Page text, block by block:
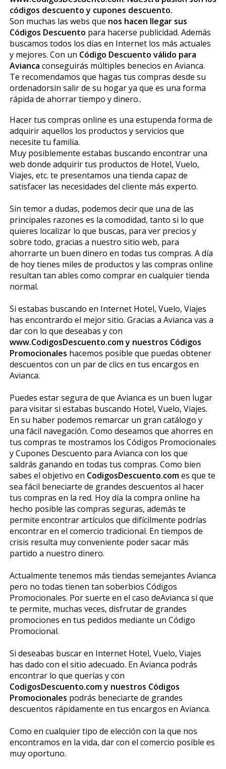
códigos descuento y cupones descuento.
Son muchas las webs que nos hacen llegar sus
Códigos Descuento para hacerse publicidad. Además
buscamos todos los días en Internet los más actuales
y mejores. Con un Código Descuento válido para
Avianca conseguirás múltiples beneficios en Avianca.
Te recomendamos que hagas tus compras desde su
ordenadorsin salir de su hogar ya que es una forma
rápida de ahorrar tiempo y dinero..
Hacer tus compras online es una estupenda forma de
adquirir aquellos los productos y servicios que
necesite tu familia.
Muy posiblemente estabas buscando encontrar una
web donde adquirir tus productos de Hotel, Vuelo,
Viajes, etc. te presentamos una tienda capaz de
satisfacer las necesidades del cliente más experto.
Sin temor a dudas, podemos decir que una de las
principales razones es la comodidad, tanto si lo que
quieres localizar lo que buscas, para ver precios y
sobre todo, gracias a nuestro sitio web, para
ahorrarte un buen dinero en todas tus compras. A día
de hoy tienes miles de productos y las compras online
resultan tan fiables como comprar en cualquier tienda
normal.
Si estabas buscando en Internet Hotel, Vuelo, Viajes
has encontrardo el mejor sitio. Gracias a Avianca vas a
dar con lo que deseabas y con
www.CodigosDescuento.com y nuestros Códigos
Promocionales hacemos posible que puedas obtener
descuentos con un par de clics en tus encargos en
Avianca.
Puedes estar segura de que Avianca es un buen lugar
para visitar si estabas buscando Hotel, Vuelo, Viajes.
En su haber podemos remarcar un gran catálogo y
una fácil navegación. Como deseamos que ahorres en
tus compras te mostramos los Códigos Promocionales
y Cupones Descuento para Avianca con los que
saldrás ganando en todas tus compras. Como bien
sabes el objetivo en CodigosDescuento.comes que te
sea fácil beneficiarte de grandes descuentos al hacer
tus compras en la red. Hoy día la compra online ha
hecho posible las compras seguras, además te
permite encontrar artículos que difícilmente podrías
encontrar en el comercio tradicional. En tiempos de
crisis resulta muy conveniente poder sacar más
partido a nuestro dinero.
Actualmente tenemos más tiendas semejantes Avianca
pero no todas tienen tan soberbios Códigos
Promocionales. Por suerte en el caso deAvianca sí que
te permite, muchas veces, disfrutar de grandes
promociones en tus pedidos mediante un Código
Promocional.
Si deseabas buscar en Internet Hotel, Vuelo, Viajes
has dado con el sitio adecuado. En Avianca podrás
encontrar lo que querías y con
CodigosDescuento.com y nuestros Códigos
Promocionales podrás beneficiarte de grandes
descuentos rápidamente en tus encargos en Avianca.
Como en cualquier tipo de elección con la que nos
encontramos en la vida, dar con el comercio posible es
muy oportuno.